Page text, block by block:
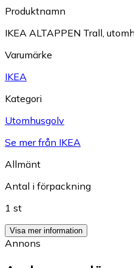
Produktnamn
IKEA ALTAPPEN Trall,
Varumärke
IKEA
Kategori
Utomhusgolv
Se mer från IKEA
Allmänt
Antal i förpackning
1 st
Visa mer information
Annons